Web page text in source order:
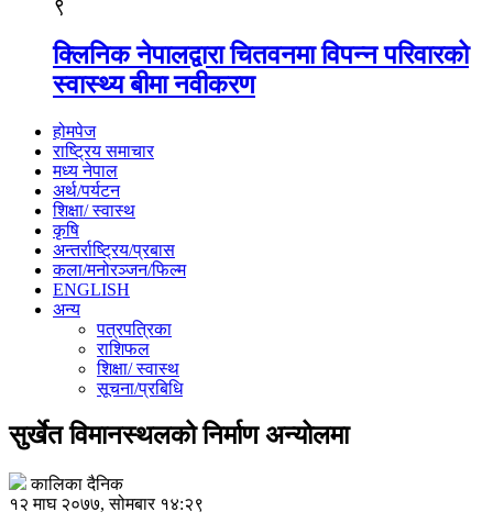
९
क्लिनिक नेपालद्वारा चितवनमा विपन्न परिवारको
स्वास्थ्य बीमा नवीकरण
होमपेज
राष्ट्रिय समाचार
मध्य नेपाल
अर्थ/पर्यटन
शिक्षा/ स्वास्थ
कृषि
अन्तर्राष्ट्रिय/प्रबास
कला/मनोरञ्जन/फिल्म
ENGLISH
अन्य
पत्रपत्रिका
राशिफल
शिक्षा/ स्वास्थ
सूचना/प्रबिधि
सुर्खेत विमानस्थलको निर्माण अन्योलमा
कालिका दैनिक
१२ माघ २०७७, सोमबार १४:२९